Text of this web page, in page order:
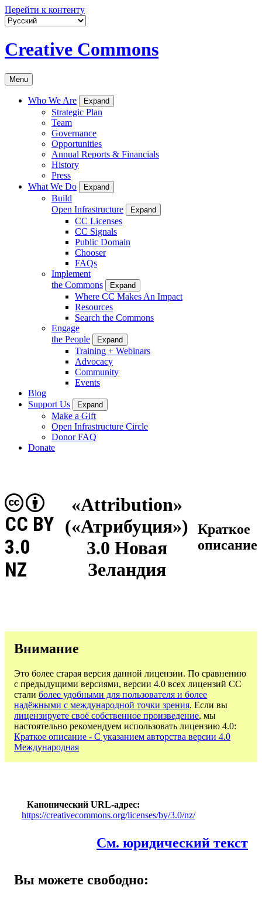
Перейти к контенту
Creative Commons
Menu
Who We Are Expand
Strategic Plan
Team
Governance
Opportunities
Annual Reports & Financials
History
Press
What We Do
Expand
Build
Open Infrastructure
Expand
CC Licenses
CC Signals
Public Domain
Chooser
FAQs
Implement
the Commons
Expand
Where CC Makes An Impact
Resources
Search the Commons
Engage
the People
Expand
Training + Webinars
Advocacy
Community
Events
Blog
Support Us
Expand
Make a Gift
Open Infrastructure Circle
Donor FAQ
Donate
«Attribution»
(«Атрибуция»)
3.0 Новая
Зеландия
CC BY
3.0
NZ
Краткое
описание
Внимание
Это более старая версия данной лицензии. По сравнению
с предыдущими версиями, версии 4.0 всех лицензий CC
стали более удобными для пользователя и более
надёжными с международной точки зрения. Если вы
лицензируете своё собственное произведение, мы
настоятельно рекомендуем использовать лицензию 4.0:
Краткое описание - С указанием авторства версии 4.0
Международная
Канонический URL-адрес
https://creativecommons.org/licenses/by/3.0/nz/
См. юридический текст
Вы можете свободно: